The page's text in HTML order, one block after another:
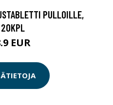
PULLOILLE,
20KPL
EUR